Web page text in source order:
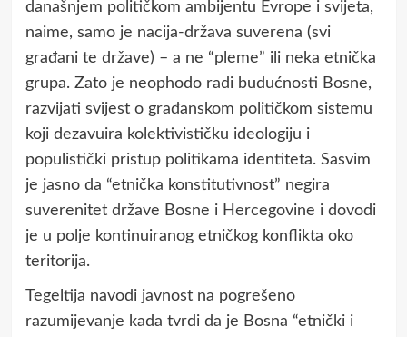
današnjem političkom ambijentu Evrope i svijeta,
naime, samo je nacija-država suverena (svi
građani te države) – a ne “pleme” ili neka etnička
grupa. Zato je neophodo radi budućnosti Bosne,
razvijati svijest o građanskom političkom sistemu
koji dezavuira kolektivističku ideologiju i
populistički pristup politikama identiteta. Sasvim
je jasno da “etnička konstitutivnost” negira
suverenitet države Bosne i Hercegovine i dovodi
je u polje kontinuiranog etničkog konflikta oko
teritorija.
Tegeltija navodi javnost na pogrešeno
razumijevanje kada tvrdi da je Bosna “etnički i